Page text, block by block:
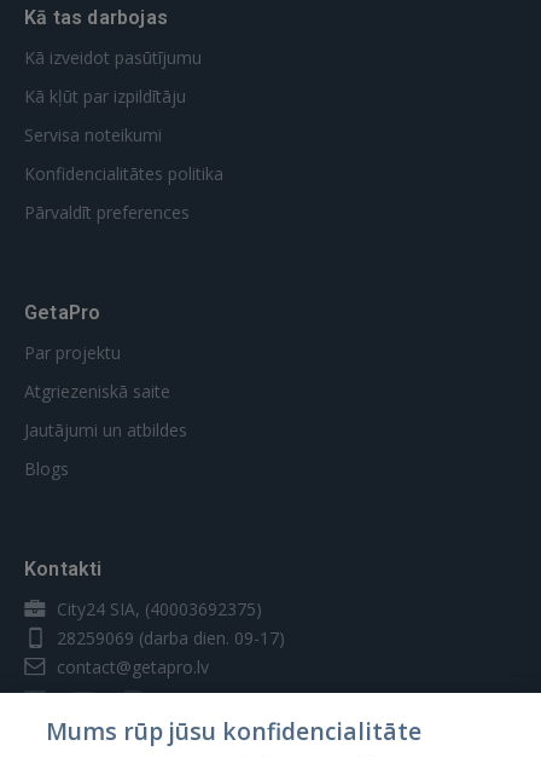
Kā tas darbojas
Kā izveidot pasūtījumu
Kā kļūt par izpildītāju
Servisa noteikumi
Konfidencialitātes politika
Pārvaldīt preferences
GetaPro
Par projektu
Atgriezeniskā saite
Jautājumi un atbildes
Blogs
Kontakti
City24 SIA, (40003692375)
28259069 (darba dien. 09-17)
contact@getapro.lv
Mums rūp jūsu konfidencialitāte